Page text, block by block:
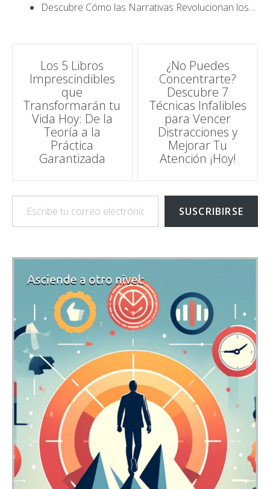
Descubre Cómo las Narrativas Revolucionan los…
Navegación
de
entradas
Los 5 Libros
Imprescindibles
que
Transformarán tu
Vida Hoy: De la
Teoría a la
Práctica
Garantizada
¿No Puedes
Concentrarte?
Descubre 7
Técnicas Infalibles
para Vencer
Distracciones y
Mejorar Tu
Atención ¡Hoy!
Escribe tu correo electrónico…
SUSCRIBIRSE